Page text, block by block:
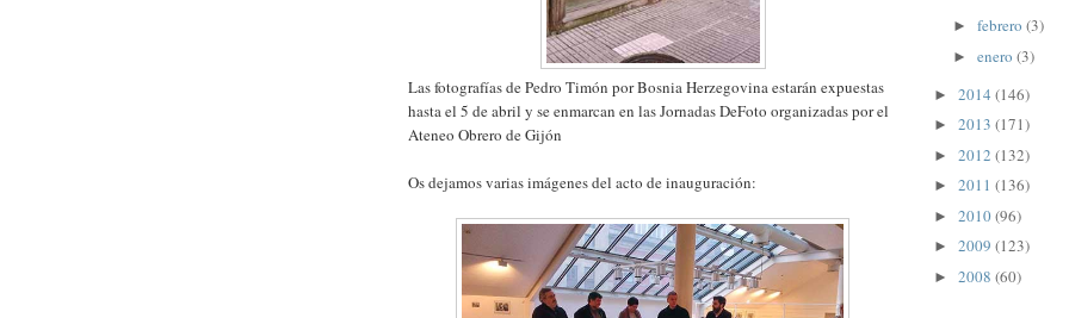
Las fotografías de Pedro Timón por Bosnia Herzegovina estarán expuestas
hasta el 5 de abril y se enmarcan en las Jornadas DeFoto organizadas por el
Ateneo Obrero de Gijón
Os dejamos varias imágenes del acto de inauguración:
► febrero (3)
► enero (3)
► 2014 (146)
► 2013 (171)
► 2012 (132)
► 2011 (136)
► 2010(96)
► 2009 (123)
► 2008 (60)